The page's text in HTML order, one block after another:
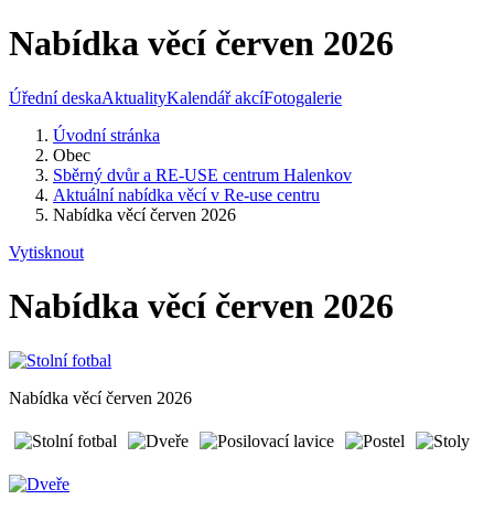
Nabídka věcí červen 2026
Úřední deskaAktualityKalendář akcíFotogalerie
Úvodní stránka
Obec
Sběrný dvůr a RE-USE centrum Halenkov
Aktuální nabídka věcí v Re-use centru
Nabídka věcí červen 2026
Vytisknout
Nabídka věcí červen 2026
Nabídka věcí červen 2026